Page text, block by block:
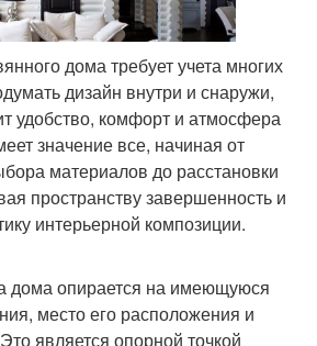
дома требует учета многих
дизайн внутри и снаружи,
удобство, комфорт и атмосфера
значение все, начиная от
материалов до расстановки
пространству завершенность и
интерьерной композиции.
дома опирается на имеющуюся
место его расположения и
является опорной точкой